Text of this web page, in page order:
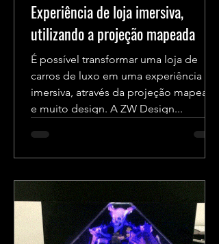
Experiência de loja imersiva,
utilizando a projeção mapeada
É possível transformar uma loja de
carros de luxo em uma experiência
imersiva, através da projeção mapeada
e muito design. A ZW Design...